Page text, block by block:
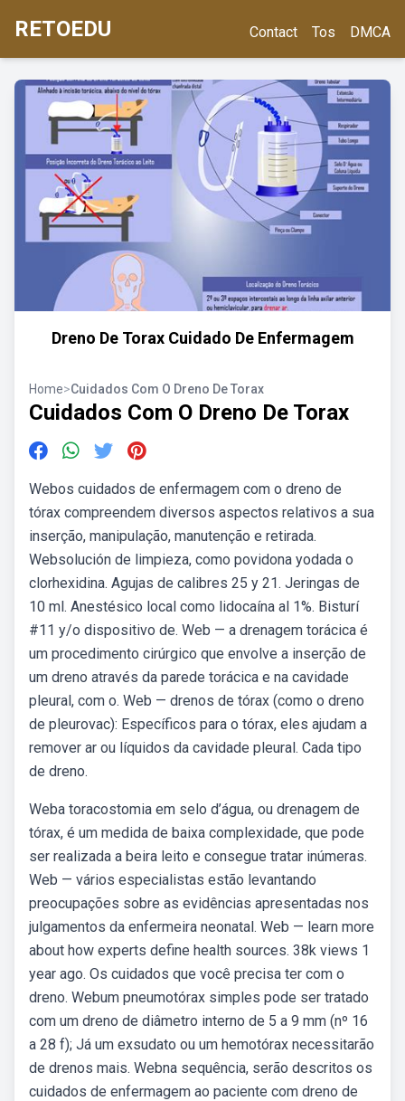
RETOEDU Contact Tos DMCA
Dreno De Torax Cuidado De Enfermagem
Home>Cuidados Com O Dreno De Torax
Cuidados Com O Dreno De Torax
Webos cuidados de enfermagem com o dreno de
tórax compreendem diversos aspectos relativos a sua
inserção, manipulação, manutenção e retirada.
Websolución de limpieza, como povidona yodada o
clorhexidina. Agujas de calibres 25 y 21. Jeringas de
10 ml. Anestésico local como lidocaína al 1%. Bisturí
#11 y/o dispositivo de. Web — a drenagem torácica é
um procedimento cirúrgico que envolve a inserção de
um dreno através da parede torácica e na cavidade
pleural, com o. Web — drenos de tórax (como o dreno
de pleurovac): Específicos para o tórax, eles ajudam a
remover ar ou líquidos da cavidade pleural. Cada tipo
de dreno.
Weba toracostomia em selo d’água, ou drenagem de
tórax, é um medida de baixa complexidade, que pode
ser realizada a beira leito e consegue tratar inúmeras.
Web — vários especialistas estão levantando
preocupações sobre as evidências apresentadas nos
julgamentos da enfermeira neonatal. Web — learn more
about how experts define health sources. 38k views 1
year ago. Os cuidados que você precisa ter com o
dreno. Webum pneumotórax simples pode ser tratado
com um dreno de diâmetro interno de 5 a 9 mm (nº 16
a 28 f); Já um exsudato ou um hemotórax necessitarão
de drenos mais. Webna sequência, serão descritos os
cuidados de enfermagem ao paciente com dreno de